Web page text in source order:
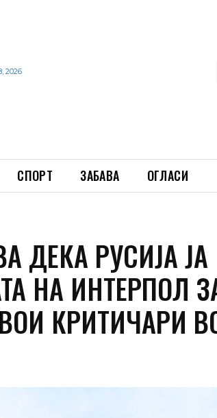
2026
СПОРТ ЗАБАВА ОГЛАСИ
ДЕКА РУСИЈА ЈА
НА ИНТЕРПОЛ
КРИТИЧАРИ